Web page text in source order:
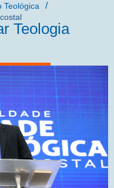
Teológica /
Teologia